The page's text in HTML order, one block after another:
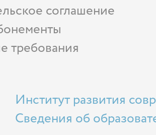
соглашение
требования
Институт развития
Сведения об